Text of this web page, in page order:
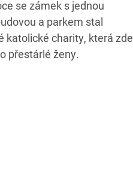
se zámek s jednou
a parkem stal
katolické charity, která zde
přestárlé ženy.